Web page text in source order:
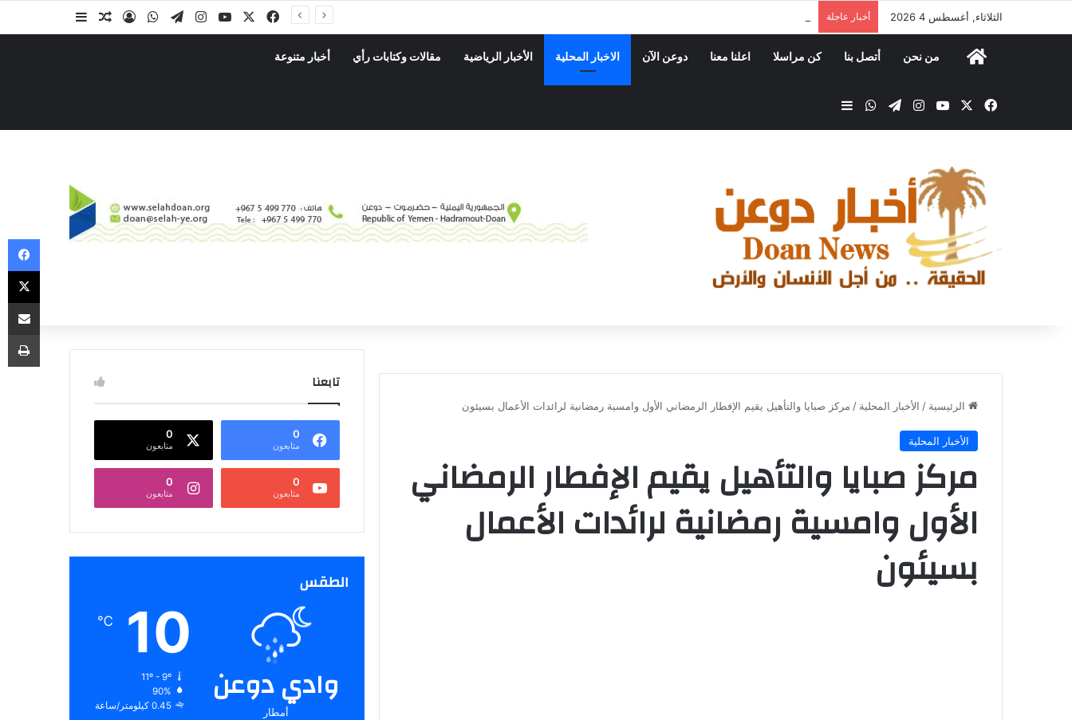
الثلاثاء, أغسطس 4 2026 أخبار عاجلة
من نحن أتصل بنا كن مراسلا اعلنا معنا دوعن الآن الاخبار المحلية الأخبار الرياضية مقالات وكتابات رأي أخبار متنوعة
الرئيسية / الأخبار المحلية / مركز صبايا والتأهيل يقيم الإفطار الرمضاني الأول وامسية رمضانية لرائدات الأعمال بسيئون
الأخبار المحلية
مركز صبايا والتأهيل يقيم الإفطار الرمضاني
الأول وامسية رمضانية لرائدات الأعمال
بسيئون
تابعنا
0
متابعون
0
متابعون
0
متابعون
0
متابعون
الطقس
وادي دوعن
أمطار
10
℃
11º - 9º
90%
0.45 كيلومتر/ساعة